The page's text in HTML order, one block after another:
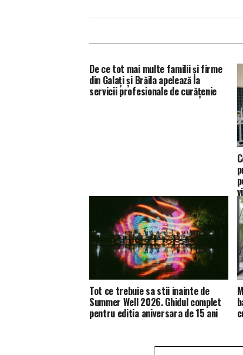
De ce tot mai multe familii și firme
din Galați și Brăila apelează la
servicii profesionale de curățenie
Tot ce trebuie sa stii inainte de
Summer Well 2026. Ghidul complet
pentru editia aniversara de 15 ani